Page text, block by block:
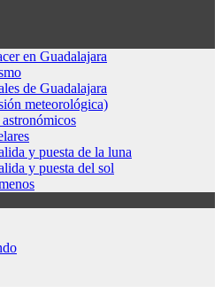
en Guadalajara
de Guadalajara
meteorológica)
y puesta de la luna
y puesta del sol